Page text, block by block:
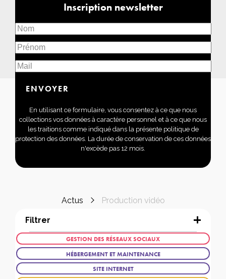
Inscription newsletter
En utilisant ce formulaire, vous consentez à ce que nous
collections vos données à caractère personnel et à ce que nous
les traitions comme indiqué dans la présente politique de
protection des données. La durée de conservation de ces données
n'excède pas 12 mois.
Actus Production vidéo
Filtrer
GESTION DES RÉSEAUX SOCIAUX
HÉBERGEMENT ET MAINTENANCE
SITE INTERNET